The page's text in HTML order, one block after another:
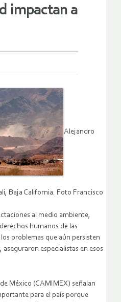
impactan a
Alejandro
Baja California. Foto Francisco
al medio ambiente,
humanos de las
problemas que aún persisten
especialistas en esos
México (CAMIMEX) señalan
para el país porque